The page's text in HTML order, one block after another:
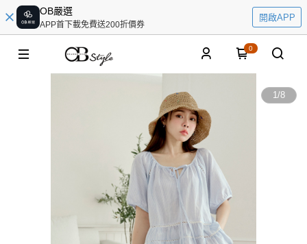
OB嚴選
APP首下載免費送200折價券
開啟APP
0
1/8